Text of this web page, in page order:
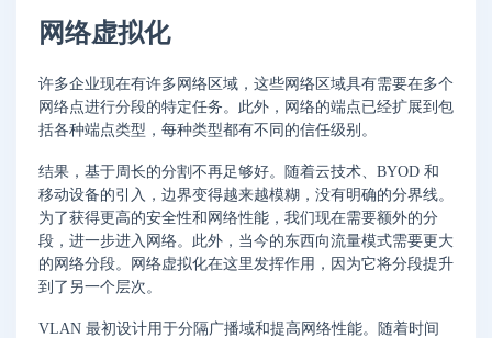
网络虚拟化
许多企业现在有许多网络区域，这些网络区域具有需要在多个
网络点进行分段的特定任务。此外，网络的端点已经扩展到包
括各种端点类型，每种类型都有不同的信任级别。
结果，基于周长的分割不再足够好。随着云技术、BYOD 和
移动设备的引入，边界变得越来越模糊，没有明确的分界线。
为了获得更高的安全性和网络性能，我们现在需要额外的分
段，进一步进入网络。此外，当今的东西向流量模式需要更大
的网络分段。网络虚拟化在这里发挥作用，因为它将分段提升
到了另一个层次。
VLAN 最初设计用于分隔广播域和提高网络性能。随着时间